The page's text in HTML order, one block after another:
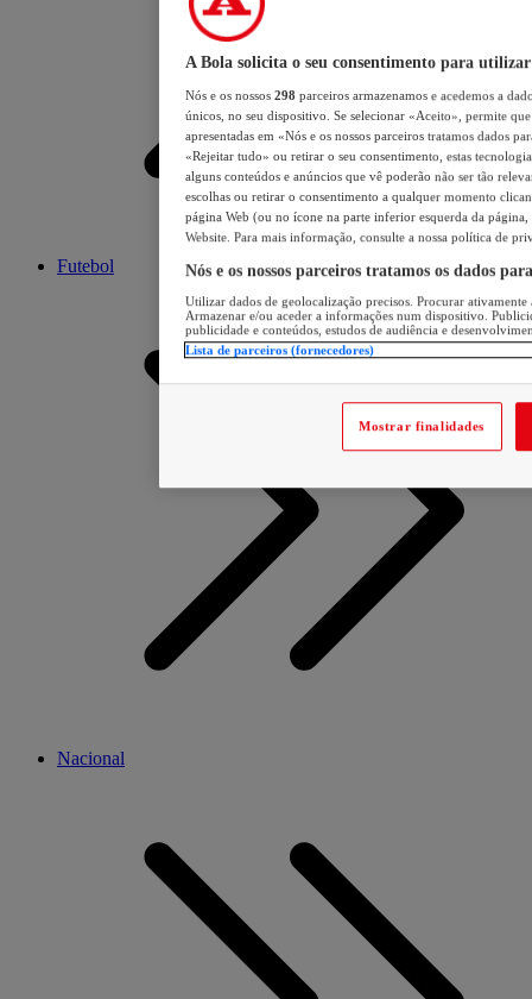
Futebol
Nacional
A Bola solicita o seu consentimento para utilizar
Nós e os nossos 298 parceiros armazenamos e acedemos a
únicos, no seu dispositivo. Se selecionar «Aceito», permite
apresentadas em «Nós e os nossos parceiros tratamos dados
«Rejeitar tudo» ou retirar o seu consentimento, estas
alguns conteúdos e anúncios que vê poderão não ser tão
escolhas ou retirar o consentimento a qualquer momento
página Web (ou no ícone na parte inferior esquerda da página,
Website. Para mais informação, consulte a nossa política de
Nós e os nossos parceiros tratamos os dados
Utilizar dados de geolocalização precisos. Procurar
Armazenar e/ou aceder a informações num dispositivo.
publicidade e conteúdos, estudos de audiência e
Lista de parceiros (fornecedores)
Mostrar finalidades